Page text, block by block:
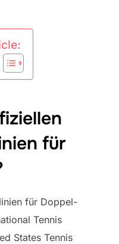
für
für Doppel-
Tennis
States Tennis